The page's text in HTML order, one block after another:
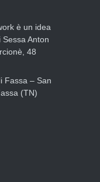
è un idea
Anton
48
Fassa – San
(TN)